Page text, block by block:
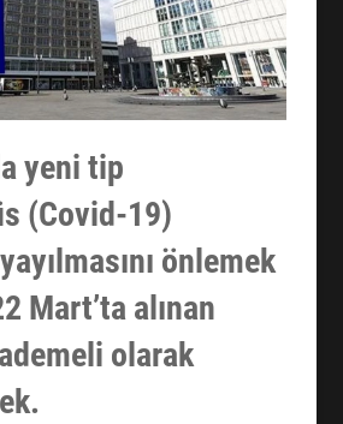
yeni tip
(Covid-19)
önlemek
Mart’ta alınan
olarak